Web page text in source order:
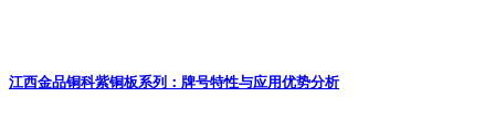
江西金品铜科紫铜板系列：牌号特性与应用优势分析